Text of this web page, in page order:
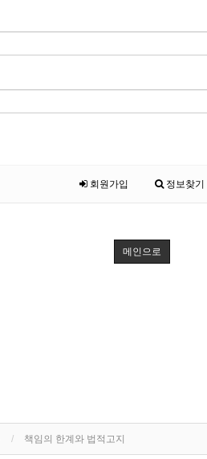
회원가입 정보찾기
메인으로
책임의 한계와 법적고지